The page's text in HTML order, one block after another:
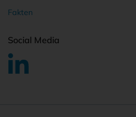
Fakten
Social Media